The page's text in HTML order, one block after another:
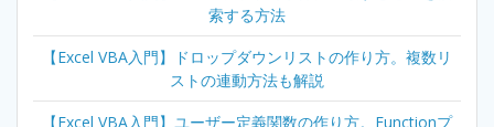
索する方法
【Excel VBA入門】ドロップダウンリストの作り方。複数リ
ストの連動方法も解説
【Excel VBA入門】ユーザー定義関数の作り方。Functionプ